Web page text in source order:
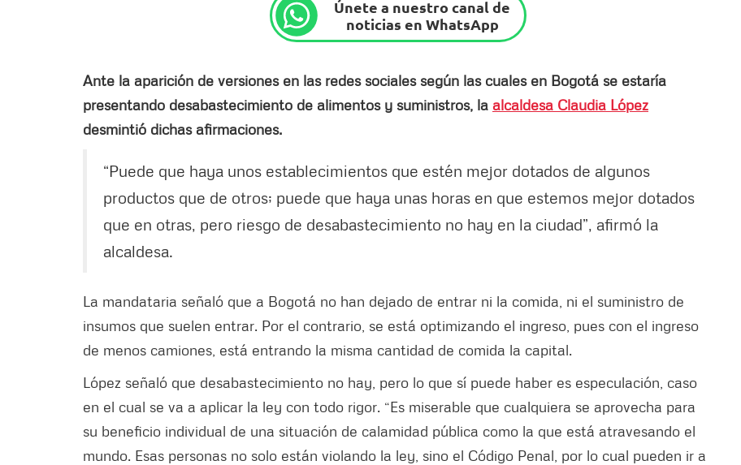
Únete a nuestro canal de
noticias en WhatsApp
Ante la aparición de versiones en las redes sociales según las cuales en Bogotá se estaría
presentando desabastecimiento de alimentos y suministros, la alcaldesa Claudia López
desmintió dichas afirmaciones.
“Puede que haya unos establecimientos que estén mejor dotados de algunos
productos que de otros; puede que haya unas horas en que estemos mejor dotados
que en otras, pero riesgo de desabastecimiento no hay en la ciudad”, afirmó la
alcaldesa.
La mandataria señaló que a Bogotá no han dejado de entrar ni la comida, ni el suministro de
insumos que suelen entrar. Por el contrario, se está optimizando el ingreso, pues con el ingreso
de menos camiones, está entrando la misma cantidad de comida la capital.
López señaló que desabastecimiento no hay, pero lo que sí puede haber es especulación, caso
en el cual se va a aplicar la ley con todo rigor. “Es miserable que cualquiera se aprovecha para
su beneficio individual de una situación de calamidad pública como la que está atravesando el
mundo. Esas personas no solo están violando la ley, sino el Código Penal, por lo cual pueden ir a